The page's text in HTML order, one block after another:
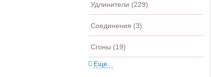
Удлинители (229)
Соединения (3)
Сгоны (19)
Еще...